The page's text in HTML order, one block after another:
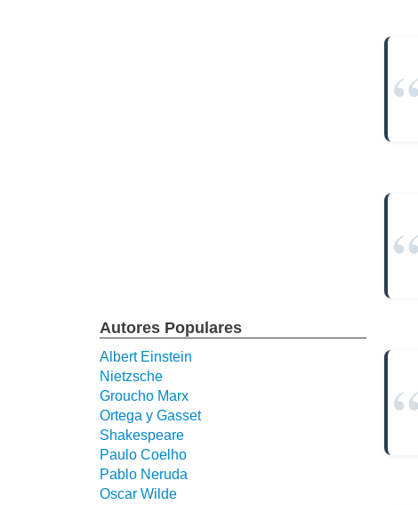
Autores Populares
Albert Einstein
Nietzsche
Groucho Marx
Ortega y Gasset
Shakespeare
Paulo Coelho
Pablo Neruda
Oscar Wilde